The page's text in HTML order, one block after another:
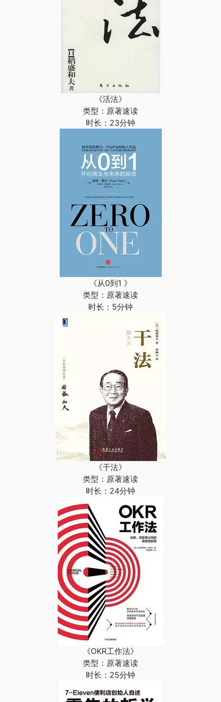
《活法》
类型：原著速读
时长：23分钟
《从0到1 》
类型：原著速读
时长：5分钟
《干法》
类型：原著速读
时长：24分钟
《OKR工作法》
类型：原著速读
时长：25分钟